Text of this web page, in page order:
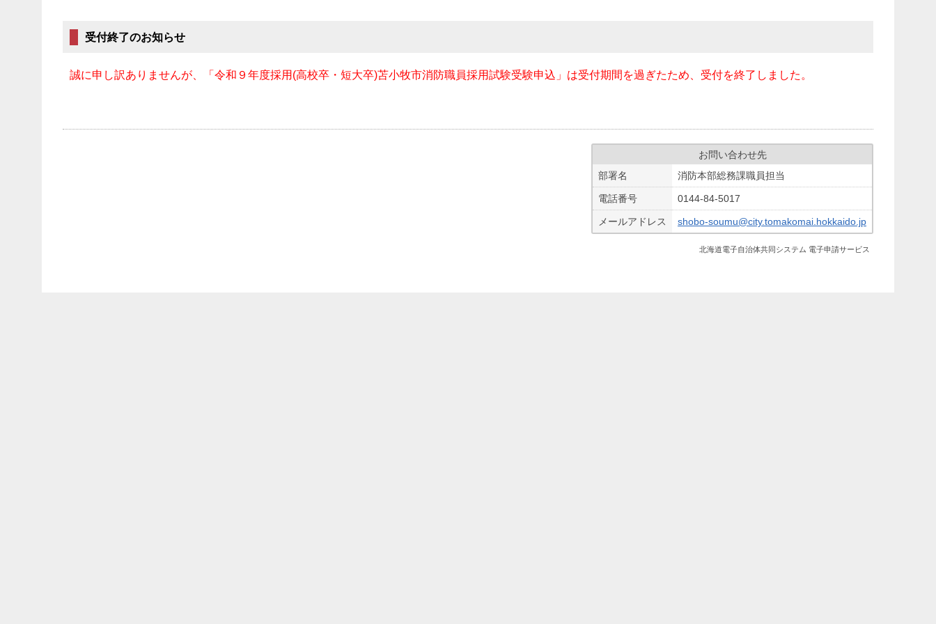
受付終了のお知らせ
誠に申し訳ありませんが、「令和９年度採用(高校卒・短大卒)苫小牧市消防職員採用試験受験申込」は受付期間を過ぎたため、受付を終了しました。
お問い合わせ先
部署名
消防本部総務課職員担当
電話番号 0144-84-5017
メールアドレス shobo-soumu@city.tomakomai.hokkaido.jp
北海道電子自治体共同システム 電子申請サービス